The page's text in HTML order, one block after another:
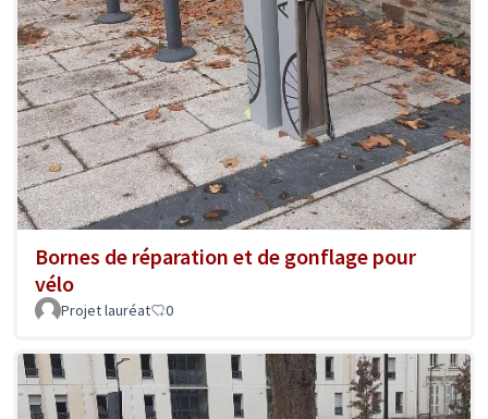
Bornes de réparation et de gonflage pour
vélo
Projet lauréat 0